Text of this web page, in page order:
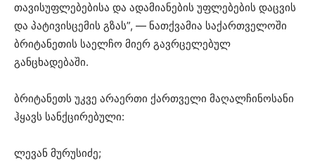
თავისუფლებებისა და ადამიანების უფლებების დაცვის
და პატივისცემის გზას”, — ნათქვამია საქართველოში
ბრიტანეთის საელჩო მიერ გავრცელებულ
განცხადებაში.
ბრიტანეთს უკვე არაერთი ქართველი მაღალჩინოსანი
ჰყავს სანქცირებული:
ლევან მურუსიძე;